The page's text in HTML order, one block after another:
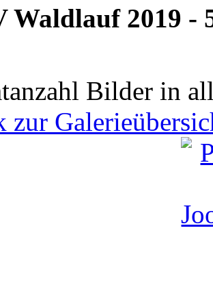
Waldlauf 2019 -
Bilder in
zur